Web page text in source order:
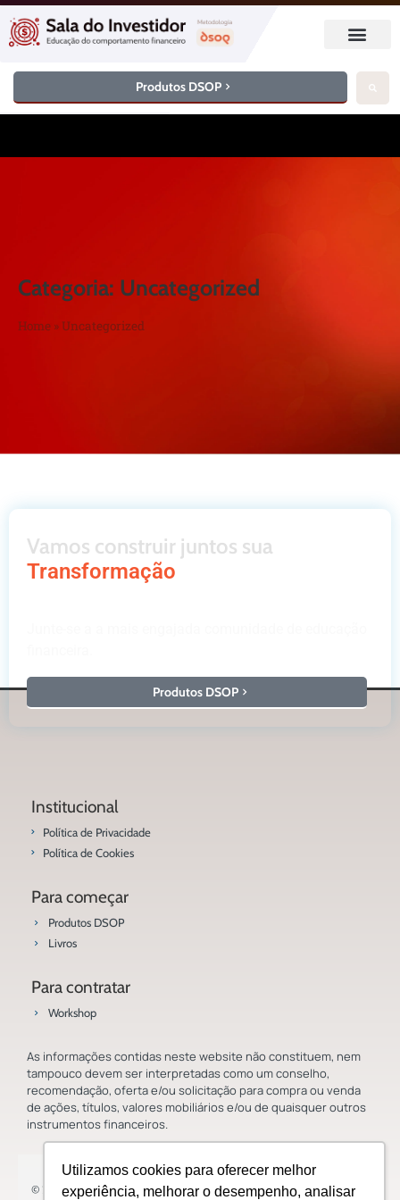
Utilizamos cookies para oferecer melhor
experiência, melhorar o desempenho, analisar
Produtos DSOP
Categoria: Uncategorized
Home »Uncategorized
Vamos construir juntos sua
Transformação
Produtos DSOP
Institucional
Política de Privacidade
Política de Cookies
Para começar
Produtos DSOP
Livros
Para contratar
Workshop
As informações contidas neste website não constituem, nem
tampouco devem ser interpretadas como um conselho,
recomendação, oferta e/ou solicitação para compra ou venda
de ações, títulos, valores mobiliários e/ou de quaisquer outros
instrumentos financeiros.
© 2023 Saladoinvestidor.com.br Todos os direitos reservados.